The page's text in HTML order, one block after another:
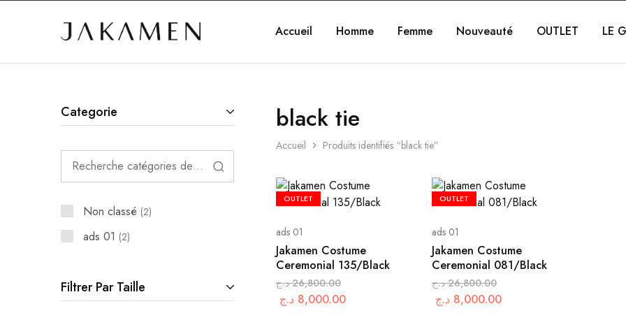
Jakamen Accueil Homme Femme Nouveauté OUTLET LE
black tie
Accueil Produits identifiés “black tie”
OUTLET
ads 01
Jakamen Costume
Ceremonial 135/Black
26,800.00 د.ج
8,000.00 د.ج
OUTLET
ads 01
Jakamen Costume
Ceremonial 081/Black
26,800.00 د.ج
8,000.00 د.ج
Categorie
Non classé 2
ads 01 2
Filtrer Par Taille